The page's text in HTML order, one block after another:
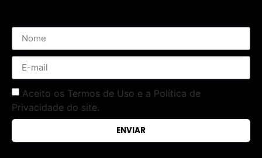
Aceito os Termos de Uso e a Política de
Privacidade do site.
ENVIAR